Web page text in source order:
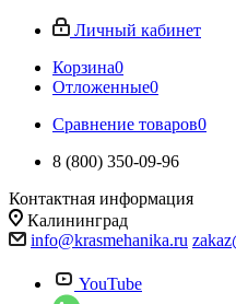
Личный кабинет
Корзина0
Отложенные0
Сравнение товаров0
8 (800) 350-09-96
Контактная информация
Калининград
info@krasmehanika.ru
YouTube